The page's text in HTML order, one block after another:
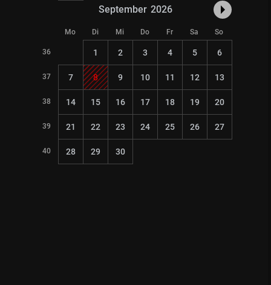
September 2026
Mo Di Mi Do Fr Sa So
36 1 2 3 4 5 6
37 7 8 9 10 11 12 13
38 14 15 16 17 18 19 20
39 21 22 23 24 25 26 27
40 28 29 30